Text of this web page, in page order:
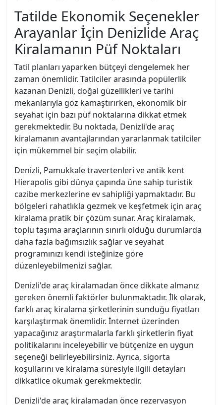
Tatilde Ekonomik Seçenekler
Arayanlar İçin Denizlide Araç
Kiralamanın Püf Noktaları
Tatil planları yaparken bütçeyi dengelemek her
zaman önemlidir. Tatilciler arasında popülerlik
kazanan Denizli, doğal güzellikleri ve tarihi
mekanlarıyla göz kamaştırırken, ekonomik bir
seyahat için bazı püf noktalarına dikkat etmek
gerekmektedir. Bu noktada, Denizli'de araç
kiralamanın avantajlarından yararlanmak tatilciler
için mükemmel bir seçim olabilir.
Denizli, Pamukkale travertenleri ve antik kent
Hierapolis gibi dünya çapında üne sahip turistik
cazibe merkezlerine ev sahipliği yapmaktadır. Bu
bölgeleri rahatlıkla gezmek ve keşfetmek için araç
kiralama pratik bir çözüm sunar. Araç kiralamak,
toplu taşıma araçlarının sınırlı olduğu durumlarda
daha fazla bağımsızlık sağlar ve seyahat
programınızı kendi isteğinize göre
düzenleyebilmenizi sağlar.
Denizli'de araç kiralamadan önce dikkate almanız
gereken önemli faktörler bulunmaktadır. İlk olarak,
farklı araç kiralama şirketlerinin sunduğu fiyatları
karşılaştırmak önemlidir. İnternet üzerinden
yapacağınız araştırmalarla farklı şirketlerin fiyat
politikalarını inceleyebilir ve bütçenize en uygun
seçeneği belirleyebilirsiniz. Ayrıca, sigorta
koşullarını ve kiralama süresiyle ilgili detayları
dikkatlice okumak gerekmektedir.
Denizli'de araç kiralamadan önce rezervasyon